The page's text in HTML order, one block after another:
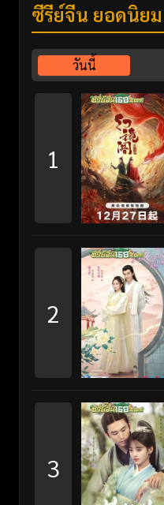
ซีรี่ย์จีน ยอดนิยม
วันนี้
1
2
3